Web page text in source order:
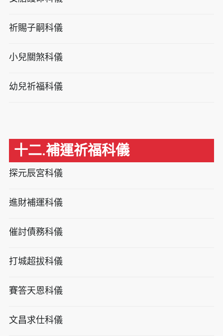
祈賜子嗣科儀
小兒關煞科儀
幼兒祈福科儀
十二.補運祈福科儀
探元辰宮科儀
進財補運科儀
催討債務科儀
打城超拔科儀
賽答天恩科儀
文昌求仕科儀